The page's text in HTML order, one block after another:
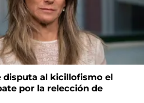
disputa al kicillofismo el
por la relección de